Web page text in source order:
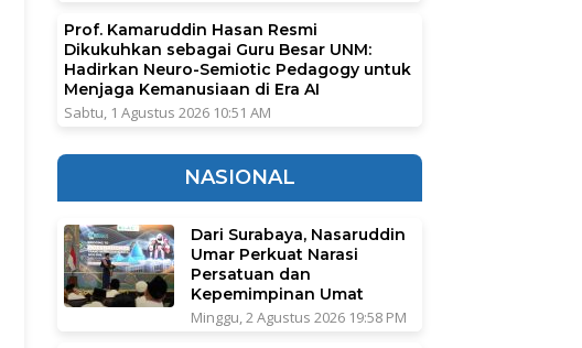
Prof. Kamaruddin Hasan Resmi
Dikukuhkan sebagai Guru Besar UNM:
Hadirkan Neuro-Semiotic Pedagogy untuk
Menjaga Kemanusiaan di Era AI
Sabtu, 1 Agustus 2026 10:51 AM
NASIONAL
Dari Surabaya, Nasaruddin
Umar Perkuat Narasi
Persatuan dan
Kepemimpinan Umat
Minggu, 2 Agustus 2026 19:58 PM